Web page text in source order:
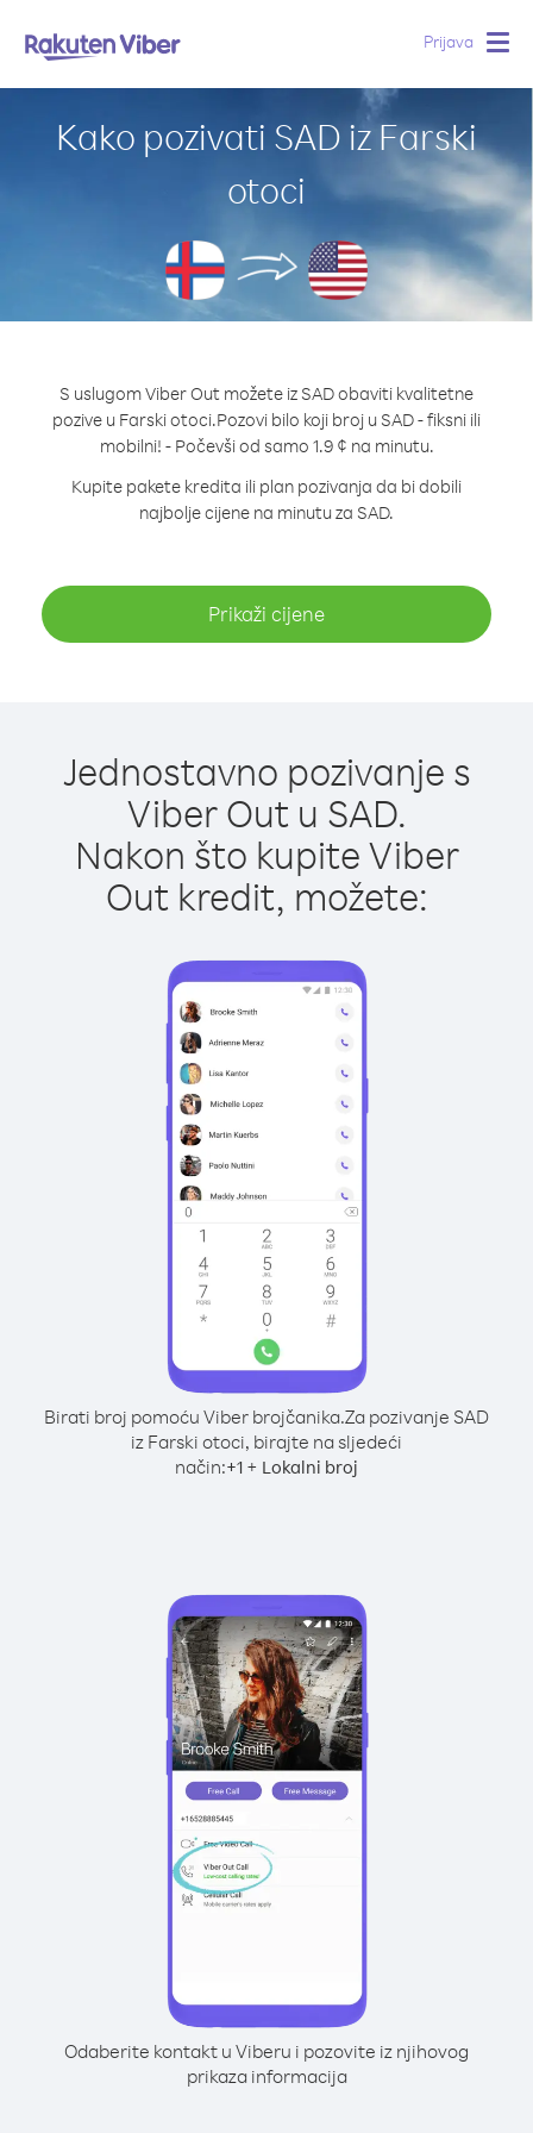
Prijava
Kako pozivati SAD iz Farski
otoci
S uslugom Viber Out možete iz SAD obaviti kvalitetne
pozive u Farski otoci.Pozovi bilo koji broj u SAD - fiksni ili
mobilni! - Počevši od samo 1.9 ¢ na minutu.
Kupite pakete kredita ili plan pozivanja da bi dobili
najbolje cijene na minutu za SAD.
Prikaži cijene
Jednostavno pozivanje s
Viber Out u SAD.
Nakon što kupite Viber
Out kredit, možete:
Birati broj pomoću Viber brojčanika.Za pozivanje SAD
iz Farski otoci, birajte na sljedeći
način:+1 + Lokalni broj
Odaberite kontakt u Viberu i pozovite iz njihovog
prikaza informacija